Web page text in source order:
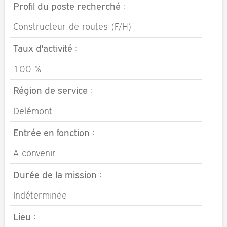
Profil du poste recherché :
Constructeur de routes (F/H)
Taux d'activité :
100 %
Région de service :
Delémont
Entrée en fonction :
A convenir
Durée de la mission :
Indéterminée
Lieu :